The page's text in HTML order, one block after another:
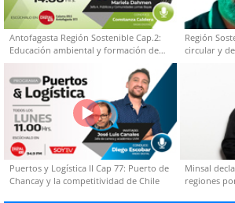
Antofagasta Región Sostenible Cap.2:
Educación ambiental y formación de
capacidades técnicas
Región
circular y
Puertos y Logística II Cap 77: Puerto de
Chancay y la competitividad de Chile
Minsal
regiones